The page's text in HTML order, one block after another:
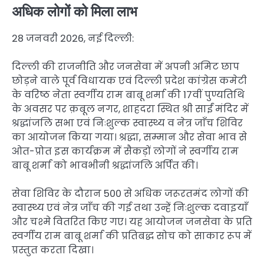
अधिक लोगों को मिला लाभ
28 जनवरी 2026, नई दिल्ली:
दिल्ली की राजनीति और जनसेवा में अपनी अमिट छाप
छोड़ने वाले पूर्व विधायक एवं दिल्ली प्रदेश कांग्रेस कमेटी
के वरिष्ठ नेता स्वर्गीय राम बाबू शर्मा की 17वीं पुण्यतिथि
के अवसर पर क़बूल नगर, शाहदरा स्थित श्री साईं मंदिर में
श्रद्धांजलि सभा एवं निःशुल्क स्वास्थ्य व नेत्र जाँच शिविर
का आयोजन किया गया। श्रद्धा, सम्मान और सेवा भाव से
ओत-प्रोत इस कार्यक्रम में सैकड़ों लोगों ने स्वर्गीय राम
बाबू शर्मा को भावभीनी श्रद्धांजलि अर्पित की।
सेवा शिविर के दौरान 500 से अधिक जरूरतमंद लोगों की
स्वास्थ्य एवं नेत्र जाँच की गई तथा उन्हें निःशुल्क दवाइयाँ
और चश्मे वितरित किए गए। यह आयोजन जनसेवा के प्रति
स्वर्गीय राम बाबू शर्मा की प्रतिबद्ध सोच को साकार रूप में
प्रस्तुत करता दिखा।